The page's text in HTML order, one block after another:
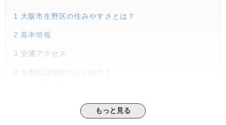
1 大阪市生野区の住みやすさとは？
2 基本情報
3 交通アクセス
4 生野区は治安がよいのか？
外国人が多い
もっと見る